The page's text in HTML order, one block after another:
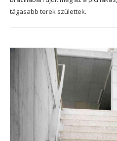
tágasabb terek születtek.